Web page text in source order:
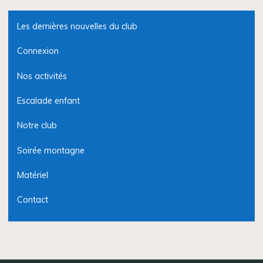
Les dernières nouvelles du club
Connexion
Nos activités
Escalade enfant
Notre club
Soirée montagne
Matériel
Contact